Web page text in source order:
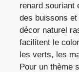
renard souriant
des buissons
décor naturel
facilitent le
les verts, les
Pour un thème